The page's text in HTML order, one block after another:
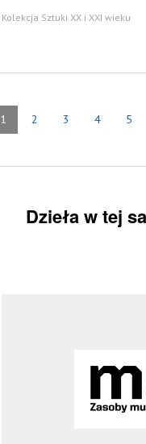
Kolekcja Sztuki XX i XXI wieku
1 2 3 4 5
Dzieła w tej